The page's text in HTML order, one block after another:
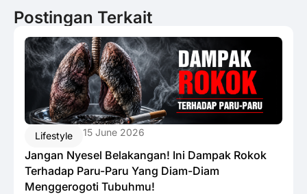
Postingan Terkait
Lifestyle 15 June 2026
Jangan Nyesel Belakangan! Ini Dampak Rokok
Terhadap Paru-Paru Yang Diam-Diam
Menggerogoti Tubuhmu!